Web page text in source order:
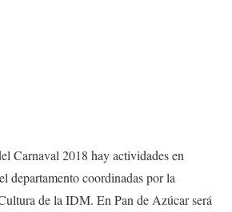
Carnaval 2018 hay actividades en
departamento coordinadas por la
de la IDM. En Pan de Azúcar será